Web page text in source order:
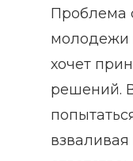
Проблема
молодежи
хочет
решений.
взваливая